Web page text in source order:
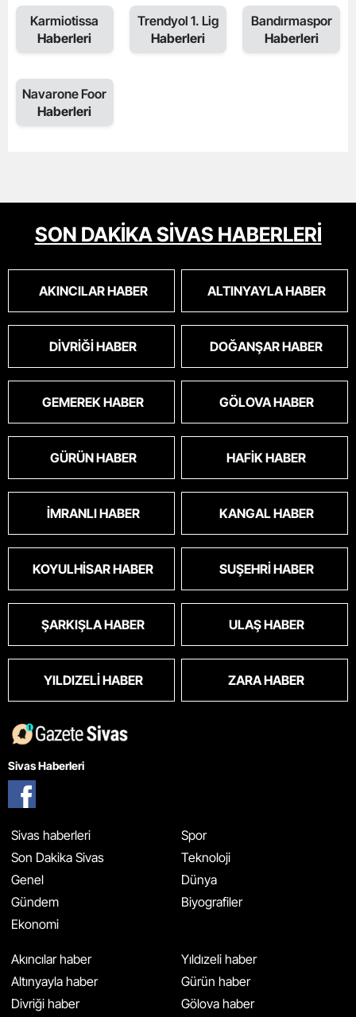
Karmiotissa
Haberleri
Trendyol 1. Lig
Haberleri
Bandırmaspor
Haberleri
Navarone Foor
Haberleri
SON DAKİKA SİVAS HABERLERİ
AKINCILAR HABER ALTINYAYLA HABER
DIVRIĞI HABER DOĞANŞAR HABER
GEMEREK HABER GÖLOVA HABER
GÜRÜN HABER HAFIK HABER
İMRANLI HABER KANGAL HABER
KOYULHISAR HABER SUŞEHRI HABER
ŞARKIŞLA HABER ULAŞ HABER
YILDIZELI HABER ZARA HABER
Sivas Haberleri
Sivas haberleri
Son Dakika Sivas
Genel
Gündem
Ekonomi
Spor
Teknoloji
Dünya
Biyografiler
Akıncılar haber
Altınyayla haber
Divriği haber
Yıldızeli haber
Gürün haber
Gölova haber